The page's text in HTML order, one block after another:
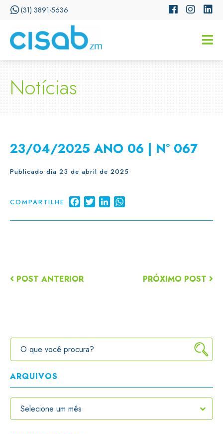
(31) 3891-5636
Notícias
23/04/2025 ANO 06 | N° 067
Publicado dia 23 de abril de 2025
COMPARTILHE FacebookTwitterLinkedIn
POST ANTERIOR PRÓXIMO POST
ARQUIVOS
CISSA